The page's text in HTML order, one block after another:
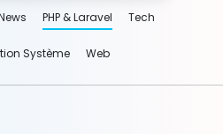
PHP & Laravel Tech
Système Web